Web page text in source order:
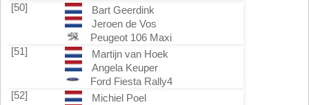
[50]
Bart Geerdink
Jeroen de Vos
Peugeot 106 Maxi
[51]
Martijn van Hoek
Angela Keuper
Ford Fiesta Rally4
[52]
Michiel Poel